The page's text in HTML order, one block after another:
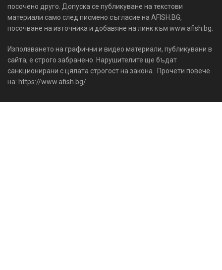
посочено друго. Допуска се публикуване на текстови
материали само след писмено съгласие на AFISH.BG,
посочване на източника и добавяне на линк към www.afish.bg.
Използването на графични и видео материали, публикувани в
сайта, е строго забранено. Нарушителите ще бъдат
санкционирани с цялата строгост на закона. Прочети повече
на: https://www.afish.bg/